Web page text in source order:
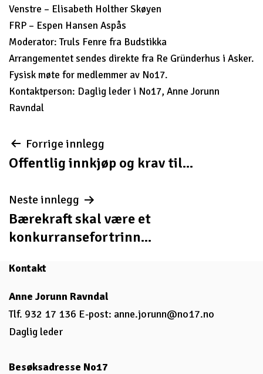
Venstre – Elisabeth Holther Skøyen
FRP – Espen Hansen Aspås
Moderator: Truls Fenre fra Budstikka
Arrangementet sendes direkte fra Re Gründerhus i Asker.
Fysisk møte for medlemmer av No17.
Kontaktperson: Daglig leder i No17, Anne Jorunn
Ravndal
Innleggsnavigasjon
Forrige innlegg
Offentlig innkjøp og krav til...
Neste innlegg
Bærekraft skal være et
konkurransefortrinn...
Kontakt
Anne Jorunn Ravndal
Tlf. 932 17 136 E-post: anne.jorunn@no17.no
Daglig leder
Besøksadresse No17